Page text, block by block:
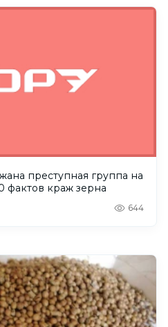
преступная группа на
фактов краж зерна
644